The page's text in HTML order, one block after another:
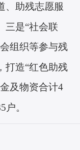
、助残志愿服
三是“社会联
组织等参与残
打造“红色助残
及物资合计4
。